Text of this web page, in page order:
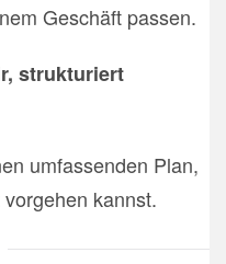
Geschäft passen.
strukturiert
umfassenden Plan,
kannst.